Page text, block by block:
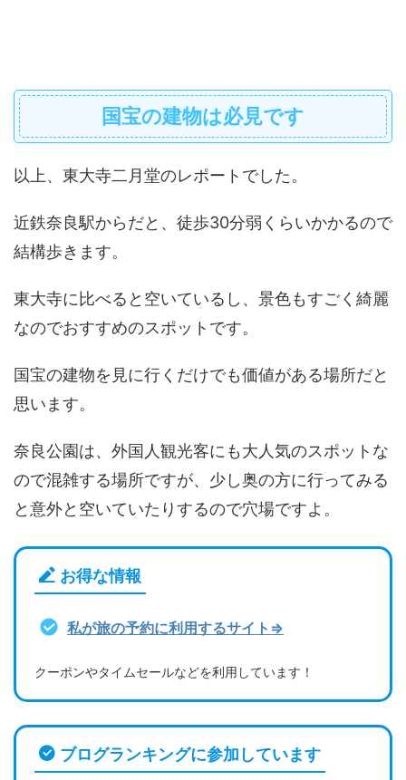
国宝の建物は必見です
以上、東大寺二月堂のレポートでした。
近鉄奈良駅からだと、徒歩30分弱くらいかかるので
結構歩きます。
東大寺に比べると空いているし、景色もすごく綺麗
なのでおすすめのスポットです。
国宝の建物を見に行くだけでも価値がある場所だと
思います。
奈良公園は、外国人観光客にも大人気のスポットな
ので混雑する場所ですが、少し奥の方に行ってみる
と意外と空いていたりするので穴場ですよ。
お得な情報
私が旅の予約に利用するサイト⇒
クーポンやタイムセールなどを利用しています！
ブログランキングに参加しています